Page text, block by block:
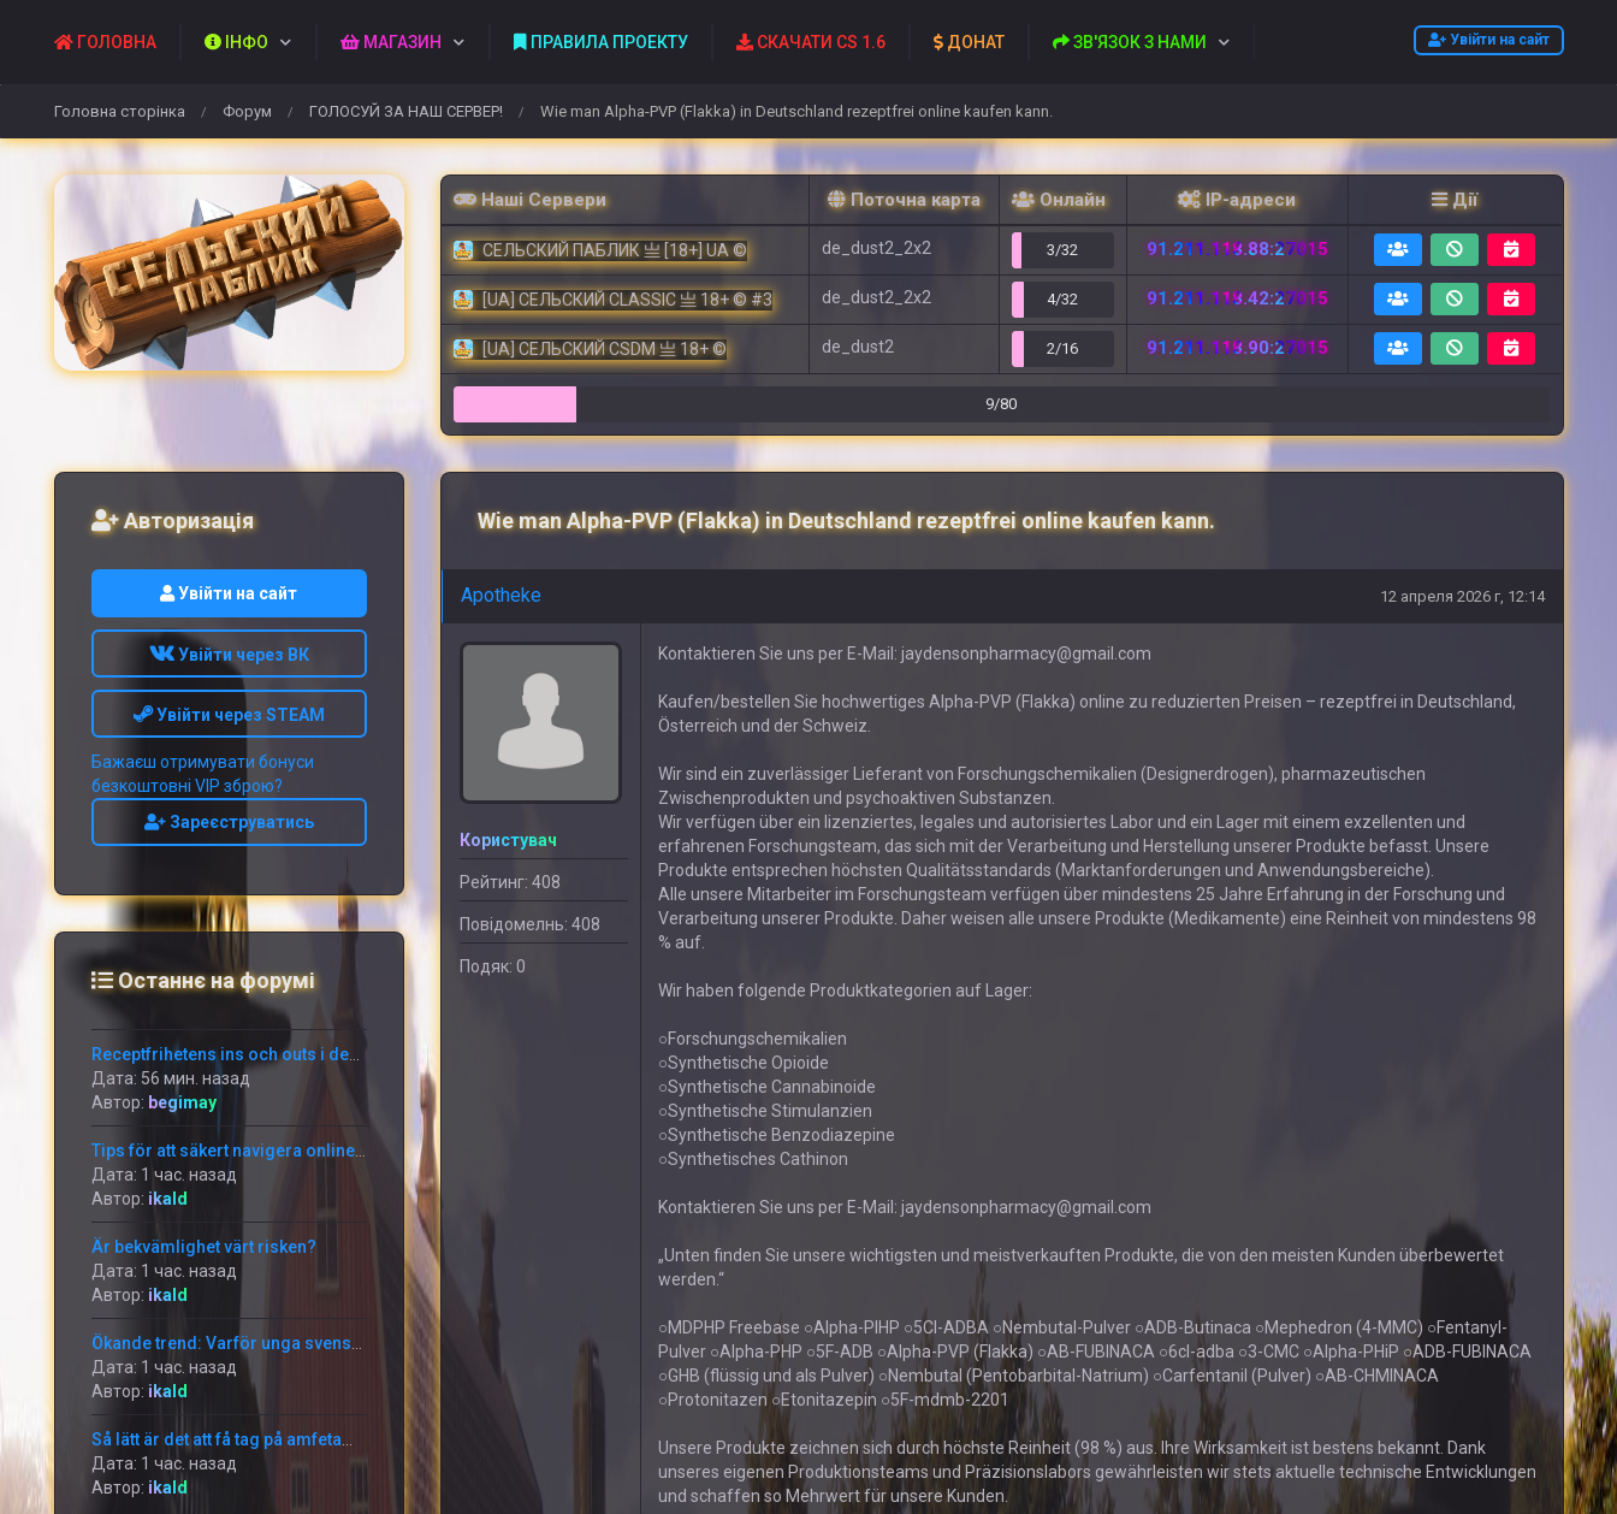
Увійти на сайт
ГОЛОВНА ІНФО МАГАЗИН ПРАВИЛА ПРОЕКТУ СКАЧАТИ CS 1.6 ДОНАТ ЗВ'ЯЗОК З НАМИ
Головна сторінка / Форум / ГОЛОСУЙ ЗА НАШ СЕРВЕР! / Wie man Alpha-PVP (Flakka) in Deutschland rezeptfrei online kaufen kann.
Наші Сервери Поточна карта Онлайн IP-адреси Дії
СЕЛЬСКИЙ ПАБЛИК 亗 [18+] UA © de_dust2_2x2 3/32 91.211.118.88:27015
[UA] СЕЛЬСКИЙ CLASSIC 亗 18+ © #3 de_dust2_2x2 4/32 91.211.118.42:27015
[UA] СЕЛЬСКИЙ CSDM 亗 18+ © de_dust2 2/16 91.211.118.90:27015
9/80
Wie man Alpha-PVP (Flakka) in Deutschland rezeptfrei online kaufen kann.
Apotheke 12 апреля 2026 г, 12:14
Користувач
Рейтинг: 408
Повідомелнь: 408
Подяк: 0
Kontaktieren Sie uns per E-Mail: jaydensonpharmacy@gmail.com
Kaufen/bestellen Sie hochwertiges Alpha-PVP (Flakka) online zu reduzierten Preisen – rezeptfrei in Deutschland,
Österreich und der Schweiz.
Wir sind ein zuverlässiger Lieferant von Forschungschemikalien (Designerdrogen), pharmazeutischen
Zwischenprodukten und psychoaktiven Substanzen.
Wir verfügen über ein lizenziertes, legales und autorisiertes Labor und ein Lager mit einem exzellenten und
erfahrenen Forschungsteam, das sich mit der Verarbeitung und Herstellung unserer Produkte befasst. Unsere
Produkte entsprechen höchsten Qualitätsstandards (Marktanforderungen und Anwendungsbereiche).
Alle unsere Mitarbeiter im Forschungsteam verfügen über mindestens 25 Jahre Erfahrung in der Forschung und
Verarbeitung unserer Produkte. Daher weisen alle unsere Produkte (Medikamente) eine Reinheit von mindestens 98
% auf.
Wir haben folgende Produktkategorien auf Lager:
○Forschungschemikalien
○Synthetische Opioide
○Synthetische Cannabinoide
○Synthetische Stimulanzien
○Synthetische Benzodiazepine
○Synthetisches Cathinon
Kontaktieren Sie uns per E-Mail: jaydensonpharmacy@gmail.com
„Unten finden Sie unsere wichtigsten und meistverkauften Produkte, die von den meisten Kunden überbewertet
werden.“
○MDPHP Freebase ○Alpha-PIHP ○5Cl-ADBA ○Nembutal-Pulver ○ADB-Butinaca ○Mephedron (4-MMC) ○Fentanyl-
Pulver ○Alpha-PHP ○5F-ADB ○Alpha-PVP (Flakka) ○AB-FUBINACA ○6cl-adba ○3-CMC ○Alpha-PHiP ○ADB-FUBINACA
○GHB (flüssig und als Pulver) ○Nembutal (Pentobarbital-Natrium) ○Carfentanil (Pulver) ○AB-CHMINACA
○Protonitazen ○Etonitazepin ○5F-mdmb-2201
Unsere Produkte zeichnen sich durch höchste Reinheit (98 %) aus. Ihre Wirksamkeit ist bestens bekannt. Dank
unseres eigenen Produktionsteams und Präzisionslabors gewährleisten wir stets aktuelle technische Entwicklungen
und schaffen so Mehrwert für unsere Kunden.
Авторизація
Увійти на сайт
Увійти через ВК
Увійти через STEAM
Бажаєш отримувати бонуси
безкоштовні VIP зброю?
Зареєструватись
Останнє на форумі
Receptfrihetens ins och outs i den digitala tidsåldern
Дата: 56 мин. назад
Автор: begimay
Tips för att säkert navigera onlineköp
Дата: 1 час. назад
Автор: ikald
Är bekvämlighet värt risken?
Дата: 1 час. назад
Автор: ikald
Дата: 1 час. назад
Автор: ikald
Дата: 1 час. назад
Автор: ikald